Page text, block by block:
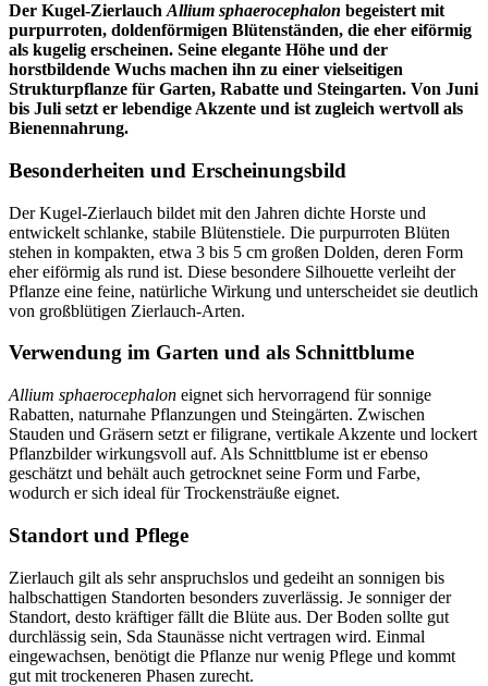
Der Kugel-Zierlauch Allium sphaerocephalon begeistert mit
purpurroten, doldenförmigen Blütenständen, die eher eiförmig
als kugelig erscheinen. Seine elegante Höhe und der
horstbildende Wuchs machen ihn zu einer vielseitigen
Strukturpflanze für Garten, Rabatte und Steingarten. Von Juni
bis Juli setzt er lebendige Akzente und ist zugleich wertvoll als
Bienennahrung.
Besonderheiten und Erscheinungsbild
Der Kugel-Zierlauch bildet mit den Jahren dichte Horste und
entwickelt schlanke, stabile Blütenstiele. Die purpurroten Blüten
stehen in kompakten, etwa 3 bis 5 cm großen Dolden, deren Form
eher eiförmig als rund ist. Diese besondere Silhouette verleiht der
Pflanze eine feine, natürliche Wirkung und unterscheidet sie deutlich
von großblütigen Zierlauch-Arten.
Verwendung im Garten und als Schnittblume
Allium sphaerocephalon eignet sich hervorragend für sonnige
Rabatten, naturnahe Pflanzungen und Steingärten. Zwischen
Stauden und Gräsern setzt er filigrane, vertikale Akzente und lockert
Pflanzbilder wirkungsvoll auf. Als Schnittblume ist er ebenso
geschätzt und behält auch getrocknet seine Form und Farbe,
wodurch er sich ideal für Trockensträuße eignet.
Standort und Pflege
Zierlauch gilt als sehr anspruchslos und gedeiht an sonnigen bis
halbschattigen Standorten besonders zuverlässig. Je sonniger der
Standort, desto kräftiger fällt die Blüte aus. Der Boden sollte gut
durchlässig sein, Sda Staunässe nicht vertragen wird. Einmal
eingewachsen, benötigt die Pflanze nur wenig Pflege und kommt
gut mit trockeneren Phasen zurecht.